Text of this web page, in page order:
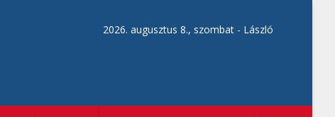
2026. augusztus 8., szombat - László